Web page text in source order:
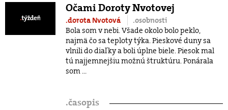
Očami Doroty Nvotovej
.dorota Nvotová
.osobnosti
Bola som v nebi. Všade okolo bolo peklo,
najmä čo sa teploty týka. Pieskové duny sa
vlnili do diaľky a boli úplne biele. Piesok mal
tú najjemnejšiu možnú štruktúru. Ponárala
som ...
.časopis